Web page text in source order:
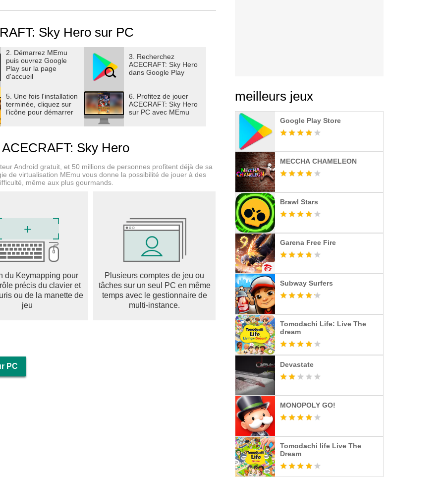
× 20
Cloudia × 2, Or × 8 888
Sub-Zero × 1, Plan aléatoire × 100
× 3, Or × 8 888
a atteint sa destination. Bienvenue à Cloudia !
nuages, peuplé de terres enchantées et de manoirs de
Unissez vos forces à celles de l'équipage de l'Arche de
de compétences de combat spéciales et d'ailiers
duo exaltants ! Communiquez en jeu pour relever des défis
les attaques ennemies en armes et déchaînez votre
Sky Hero sur PC
2. Démarrez MEmu
puis ouvrez Google
Play sur la page
d'accueil
3. Recherchez
ACECRAFT: Sky Hero
dans Google Play
5. Une fois l'installation
terminée, cliquez sur
l'icône pour démarrer
6. Profitez de jouer
ACECRAFT: Sky Hero
sur PC avec MEmu
Sky Hero
Android gratuit, et 50 millions de personnes profitent déjà de sa
de virtualisation MEmu vous donne la possibilité de jouer à des
même aux plus gourmands.
du Keymapping pour
précis du clavier et
ou de la manette de
jeu
Plusieurs comptes de jeu ou
tâches sur un seul PC en même
temps avec le gestionnaire de
multi-instance.
PC
meilleurs jeux
Google Play Store
MECCHA CHAMELEON
Brawl Stars
Garena Free Fire
Subway Surfers
Tomodachi Life: Live The
dream
Devastate
MONOPOLY GO!
Tomodachi life Live The
Dream